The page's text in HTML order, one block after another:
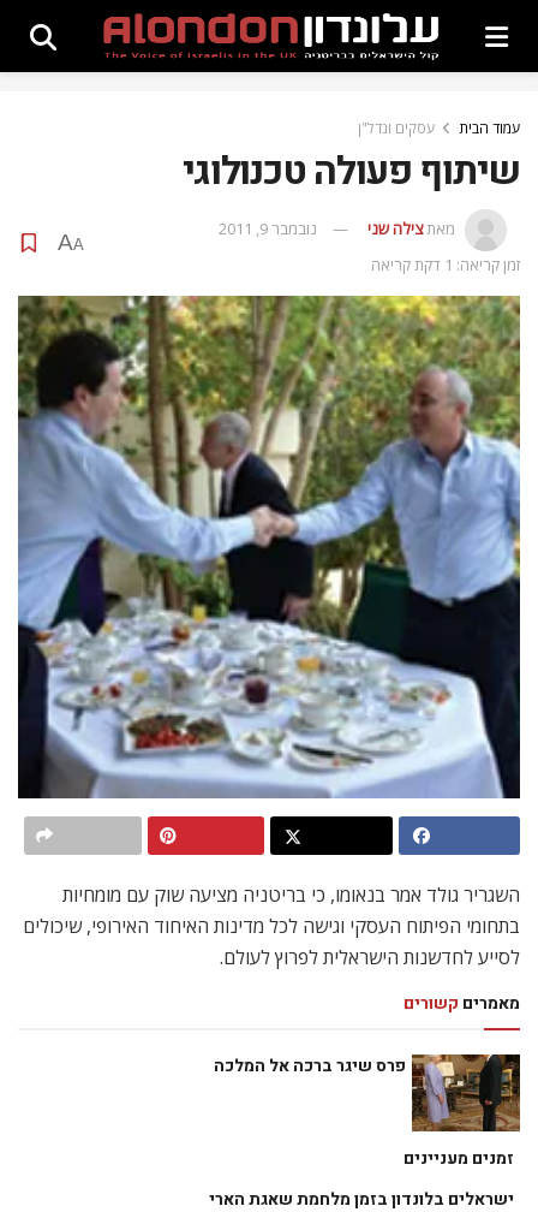
עמוד הבית עסקים ונדל"ן
שיתוף פעולה טכנולוגי
מאתצילה שני
נובמבר 9, 2011
זמן קריאה: 1 דקת קריאה
A
A
השגריר גולד אמר בנאומו, כי בריטניה מציעה שוק עם מומחיות
בתחומי הפיתוח העסקי וגישה לכל מדינות האיחוד האירופי, שיכולים
לסייע לחדשנות הישראלית לפרוץ לעולם.
מאמרים קשורים
פרס שיגר ברכה אל המלכה
זמנים מעניינים
ישראלים בלונדון בזמן מלחמת שאגת הארי